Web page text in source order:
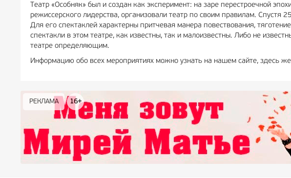
Театр «Особняк» был и создан как эксперимент: на заре перестроечной
режиссерского лидерства, организовали театр по своим правилам. Спустя
Для его спектаклей характерны притчевая манера повествования,
спектакли в этом театре, как известны, так и малоизвестны. Либо не
театре определяющим.
Информацию обо всех мероприятиях можно узнать на нашем сайте, здесь
РЕКЛАМА 16+
РЕКЛАМА 16+
РЕКЛАМА 12+
РЕКЛАМА
РЕКЛАМА 0+
РЕКЛАМА 18+